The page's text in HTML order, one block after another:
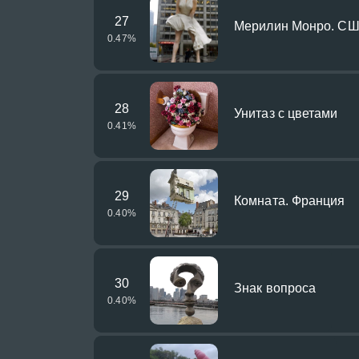
27
0.47%
Мерилин Монро.
28
0.41 %
Унитаз с цветами
29
0.40%
Комната. Франция
30
0.40%
Знак вопроса